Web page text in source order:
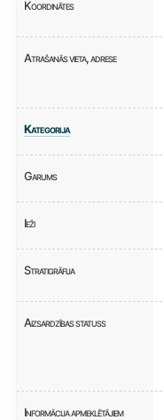
Koordinātes
Atrašanās vieta, adrese
Kategorija
Garums
Ieži
Stratigrāfija
Aizsardzības statuss
Informācija apmeklētājiem